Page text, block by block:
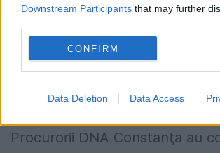
Downstream Participants that may further
CONFIRM
Data Deletion Data Access
DNA cere Curţii de Apel
Mircea Băsescu să rămână
Procurorii DNA Constanţa au